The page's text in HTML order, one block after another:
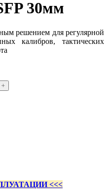
30мм
решением для регулярной
калибров, тактических
<<<